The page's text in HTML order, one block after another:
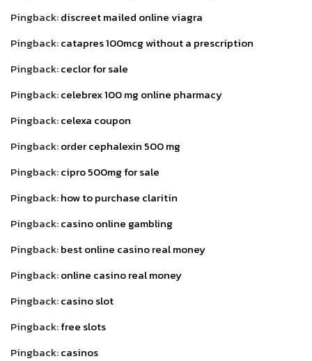
Pingback:discreet mailed online viagra
Pingback:catapres 100mcg without a prescription
Pingback:ceclor for sale
Pingback:celebrex 100 mg online pharmacy
Pingback:celexa coupon
Pingback:order cephalexin 500 mg
Pingback:cipro 500mg for sale
Pingback:how to purchase claritin
Pingback:casino online gambling
Pingback:best online casino real money
Pingback:online casino real money
Pingback:casino slot
Pingback:free slots
Pingback:casinos